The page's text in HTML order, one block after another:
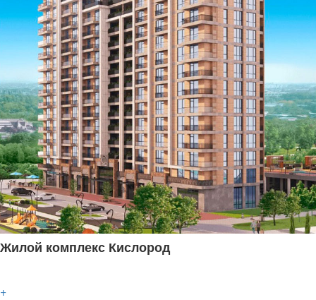
Жилой комплекс Кислород
+